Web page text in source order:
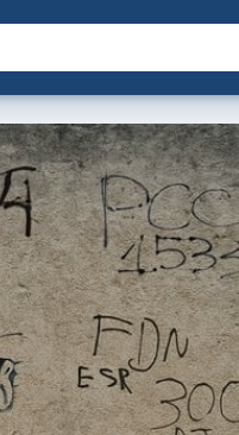
Fale com a IA